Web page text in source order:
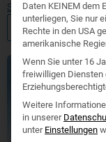
Start/ Produkte
Daten KEINEM dem
unterliegen, Sie nur
Rechte in den USA
amerikanische
Wenn Sie unter 16
freiwilligen Diensten
Weitere
in unserer
unter Einstellungen